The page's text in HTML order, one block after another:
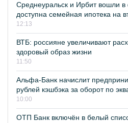
Среднеуральск и Ирбит вошли в
доступна семейная ипотека на
12:13
ВТБ: россияне увеличивают
здоровый образ жизни
11:50
Альфа-Банк начислит
рублей кэшбэка за оборот по
10:00
ОТП Банк включён в белый